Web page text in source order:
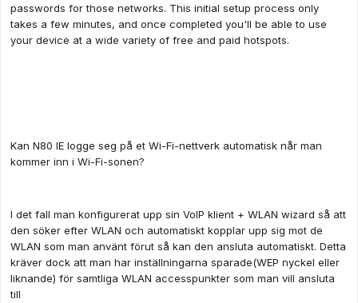
passwords for those networks. This initial setup process only
takes a few minutes, and once completed you'll be able to use
your device at a wide variety of free and paid hotspots.
Kan N80 IE logge seg på et Wi-Fi-nettverk automatisk når man
kommer inn i Wi-Fi-sonen?
I det fall man konfigurerat upp sin VoIP klient + WLAN wizard så att
den söker efter WLAN och automatiskt kopplar upp sig mot de
WLAN som man använt förut så kan den ansluta automatiskt. Detta
kräver dock att man har inställningarna sparade(WEP nyckel eller
liknande) för samtliga WLAN accesspunkter som man vill ansluta
till